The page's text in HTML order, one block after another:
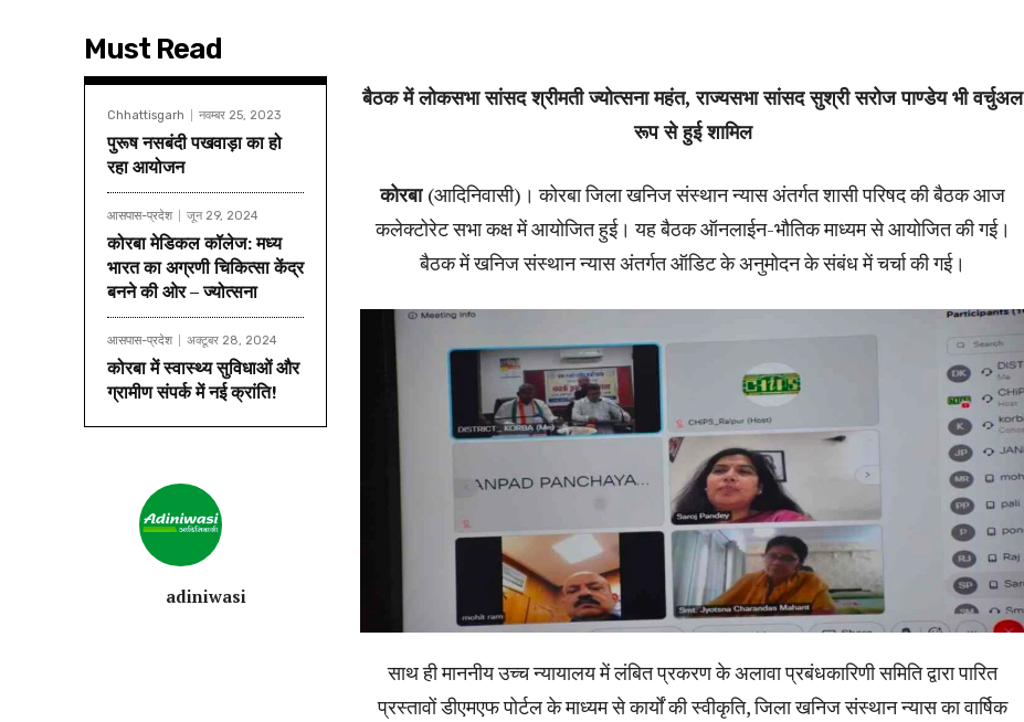
Must Read
Chhattisgarh नवम्बर 25, 2023
पुरूष नसबंदी पखवाड़ा का हो
रहा आयोजन
आसपास-प्रदेश जून 29, 2024
कोरबा मेडिकल कॉलेज: मध्य
भारत का अग्रणी चिकित्सा केंद्र
बनने की ओर – ज्योत्सना
आसपास-प्रदेश अक्टूबर 28, 2024
कोरबा में स्वास्थ्य सुविधाओं और
ग्रामीण संपर्क में नई क्रांति!
adiniwasi
बैठक में लोकसभा सांसद श्रीमती ज्योत्सना महंत, राज्यसभा सांसद सुश्री सरोज पाण्डेय भी वर्चुअल
रूप से हुई शामिल
कोरबा (आदिनिवासी)। कोरबा जिला खनिज संस्थान न्यास अंतर्गत शासी परिषद की बैठक आज
कलेक्टोरेट सभा कक्ष में आयोजित हुई। यह बैठक ऑनलाईन-भौतिक माध्यम से आयोजित की गई।
बैठक में खनिज संस्थान न्यास अंतर्गत ऑडिट के अनुमोदन के संबंध में चर्चा की गई।
साथ ही माननीय उच्च न्यायालय में लंबित प्रकरण के अलावा प्रबंधकारिणी समिति द्वारा पारित
प्रस्तावों डीएमएफ पोर्टल के माध्यम से कार्यों की स्वीकृति, जिला खनिज संस्थान न्यास का वार्षिक